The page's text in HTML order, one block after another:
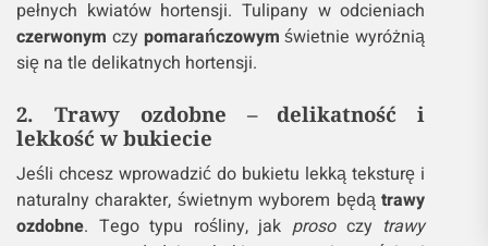
pełnych kwiatów hortensji. Tulipany w odcieniach
czerwonym czy pomarańczowym świetnie wyróżnią
się na tle delikatnych hortensji.
2. Trawy ozdobne – delikatność i
lekkość w bukiecie
Jeśli chcesz wprowadzić do bukietu lekką teksturę i
naturalny charakter, świetnym wyborem będątrawy
ozdobne. Tego typu rośliny, jak prosoczy trawy